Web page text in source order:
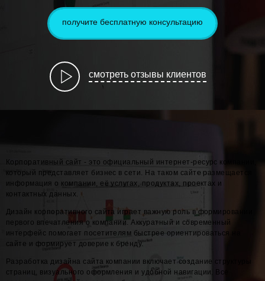
получите бесплатную консультацию
смотреть отзывы клиентов
Корпоративный сайт - это официальный интернет-ресурс компании,
который представляет бизнес в сети. На таком сайте размещается
информация о компании, её услугах, продуктах, проектах и
контактных данных.
Дизайн корпоративного сайта играет важную роль в формировании
первого впечатления о компании. Аккуратный и современный
интерфейс помогает посетителям быстрее ориентироваться на
сайте и формирует доверие к бренду.
Разработка дизайна сайта компании включает создание структуры
страниц, визуального оформления и удобной навигации. Все